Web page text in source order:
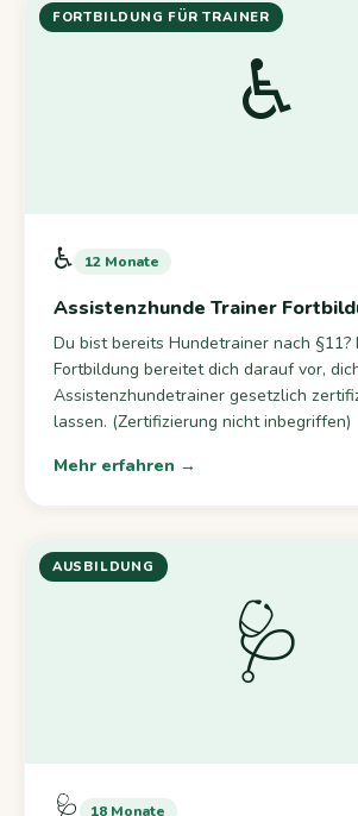
♿
FORTBILDUNG FÜR TRAINER
♿ 12 Monate
Assistenzhunde Trainer
Du bist bereits Hundetrainer nach §11?
Fortbildung bereitet dich darauf vor,
Assistenzhundetrainer gesetzlich
lassen. (Zertifizierung nicht inbegriffen)
Mehr erfahren →
🩺
AUSBILDUNG
🩺 18 Monate